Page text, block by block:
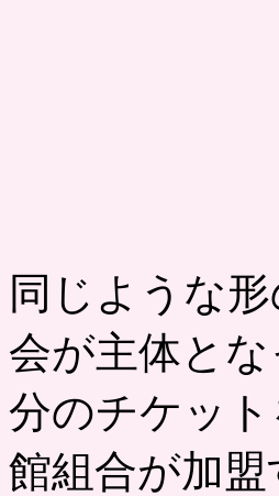
同じような
会が主体と
分のチケッ
館組合が加